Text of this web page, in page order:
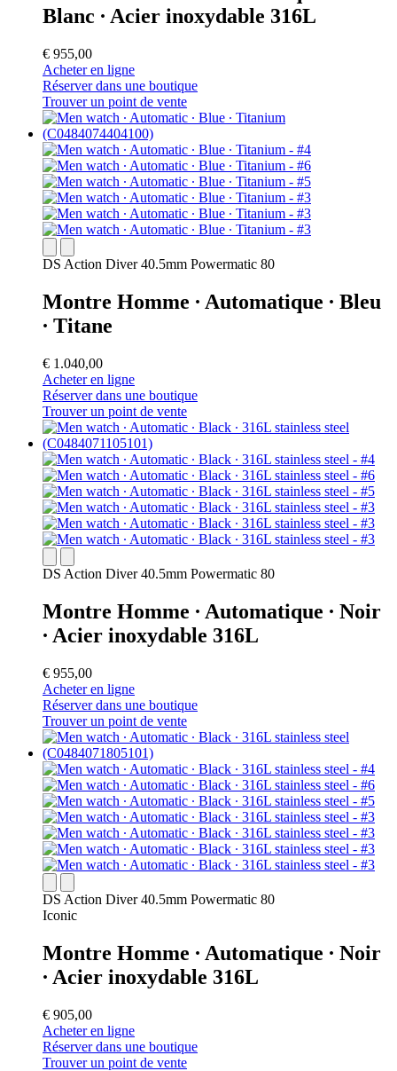
Blanc ∙ Acier inoxydable 316L
€ 955,00
Acheter en ligne
Réserver dans une boutique
Trouver un point de vente
DS Action Diver 40.5mm Powermatic 80
Montre Homme ∙ Automatique ∙ Bleu
∙ Titane
€ 1.040,00
Acheter en ligne
Réserver dans une boutique
Trouver un point de vente
DS Action Diver 40.5mm Powermatic 80
Montre Homme ∙ Automatique ∙ Noir
∙ Acier inoxydable 316L
€ 955,00
Acheter en ligne
Réserver dans une boutique
Trouver un point de vente
DS Action Diver 40.5mm Powermatic 80
Iconic
Montre Homme ∙ Automatique ∙ Noir
∙ Acier inoxydable 316L
€ 905,00
Acheter en ligne
Réserver dans une boutique
Trouver un point de vente